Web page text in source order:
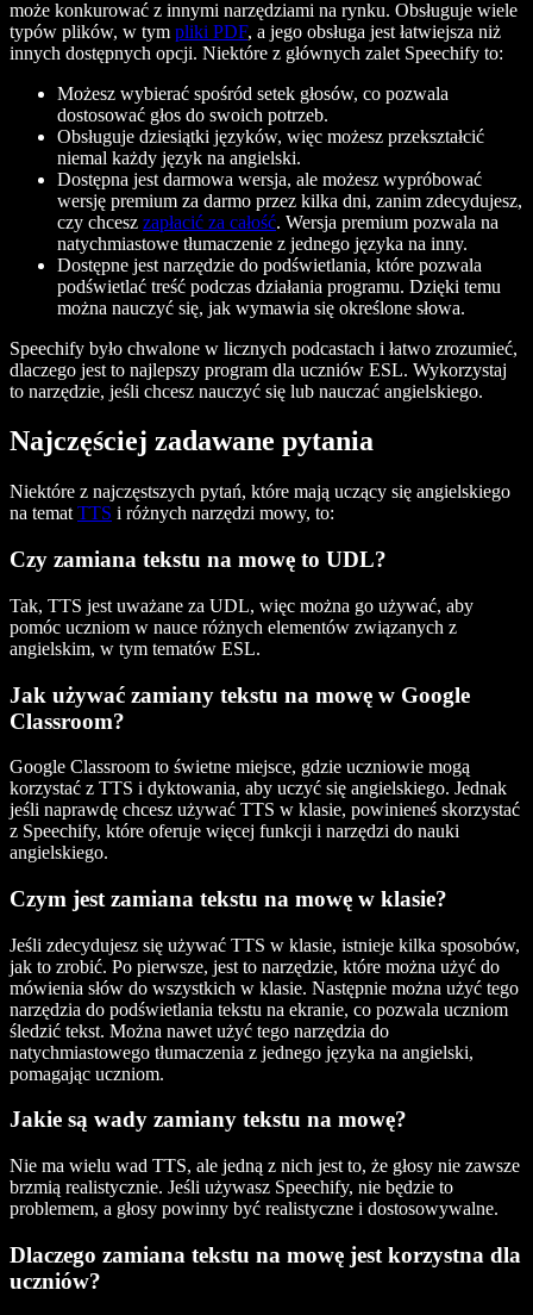
może konkurować z innymi narzędziami na rynku. Obsługuje wiele
typów plików, w tym pliki PDF, a jego obsługa jest łatwiejsza niż
innych dostępnych opcji. Niektóre z głównych zalet Speechify to:
Możesz wybierać spośród setek głosów, co pozwala
dostosować głos do swoich potrzeb.
Obsługuje dziesiątki języków, więc możesz przekształcić
niemal każdy język na angielski.
Dostępna jest darmowa wersja, ale możesz wypróbować
wersję premium za darmo przez kilka dni, zanim zdecydujesz,
czy chcesz zapłacić za całość. Wersja premium pozwala na
natychmiastowe tłumaczenie z jednego języka na inny.
Dostępne jest narzędzie do podświetlania, które pozwala
podświetlać treść podczas działania programu. Dzięki temu
można nauczyć się, jak wymawia się określone słowa.
Speechify było chwalone w licznych podcastach i łatwo zrozumieć,
dlaczego jest to najlepszy program dla uczniów ESL. Wykorzystaj
to narzędzie, jeśli chcesz nauczyć się lub nauczać angielskiego.
Najczęściej zadawane pytania
Niektóre z najczęstszych pytań, które mają uczący się angielskiego
na temat TTS i różnych narzędzi mowy, to:
Czy zamiana tekstu na mowę to UDL?
Tak, TTS jest uważane za UDL, więc można go używać, aby
pomóc uczniom w nauce różnych elementów związanych z
angielskim, w tym tematów ESL.
Jak używać zamiany tekstu na mowę w Google
Classroom?
Google Classroom to świetne miejsce, gdzie uczniowie mogą
korzystać z TTS i dyktowania, aby uczyć się angielskiego. Jednak
jeśli naprawdę chcesz używać TTS w klasie, powinieneś skorzystać
z Speechify, które oferuje więcej funkcji i narzędzi do nauki
angielskiego.
Czym jest zamiana tekstu na mowę w klasie?
Jeśli zdecydujesz się używać TTS w klasie, istnieje kilka sposobów,
jak to zrobić. Po pierwsze, jest to narzędzie, które można użyć do
mówienia słów do wszystkich w klasie. Następnie można użyć tego
narzędzia do podświetlania tekstu na ekranie, co pozwala uczniom
śledzić tekst. Można nawet użyć tego narzędzia do
natychmiastowego tłumaczenia z jednego języka na angielski,
pomagając uczniom.
Jakie są wady zamiany tekstu na mowę?
Nie ma wielu wad TTS, ale jedną z nich jest to, że głosy nie zawsze
brzmią realistycznie. Jeśli używasz Speechify, nie będzie to
problemem, a głosy powinny być realistyczne i dostosowywalne.
Dlaczego zamiana tekstu na mowę jest korzystna dla
uczniów?